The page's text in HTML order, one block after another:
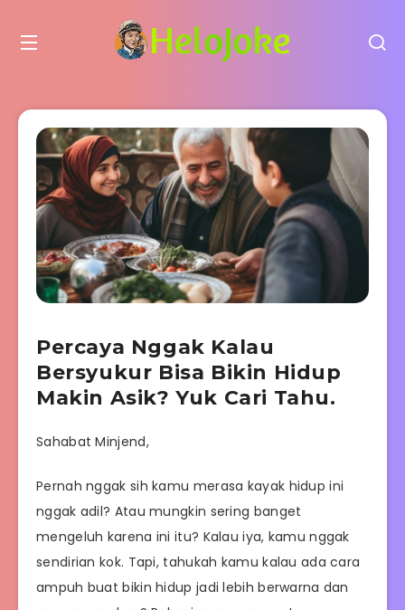
Percaya Nggak Kalau
Bersyukur Bisa Bikin Hidup
Makin Asik? Yuk Cari Tahu.
Sahabat Minjend,
Pernah nggak sih kamu merasa kayak hidup ini
nggak adil? Atau mungkin sering banget
mengeluh karena ini itu? Kalau iya, kamu nggak
sendirian kok. Tapi, tahukah kamu kalau ada cara
ampuh buat bikin hidup jadi lebih berwarna dan